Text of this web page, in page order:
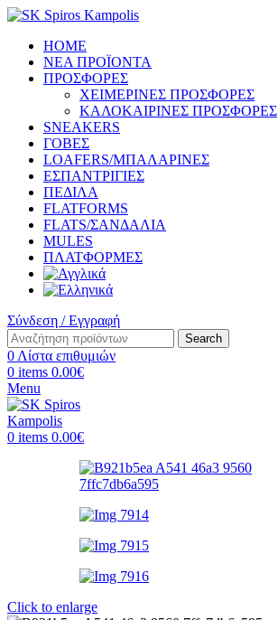
HOME
ΝΕΑ ΠΡΟΪΟΝΤΑ
ΠΡΟΣΦΟΡΕΣ
ΧΕΙΜΕΡΙΝΕΣ ΠΡΟΣΦΟΡΕΣ
ΚΑΛΟΚΑΙΡΙΝΕΣ ΠΡΟΣΦΟΡΕΣ
SNEAKERS
ΓΟΒΕΣ
LOAFERS/ΜΠΑΛΑΡΙΝΕΣ
ΕΣΠΑΝΤΡΙΓΙΕΣ
ΠΕΔΙΛΑ
FLATFORMS
FLATS/ΣΑΝΔΑΛΙΑ
MULES
ΠΛΑΤΦΟΡΜΕΣ
Σύνδεση / Εγγραφή
Search
0 Λίστα επιθυμιών
0 items 0.00€
Menu
0 items 0.00€
Click to enlarge